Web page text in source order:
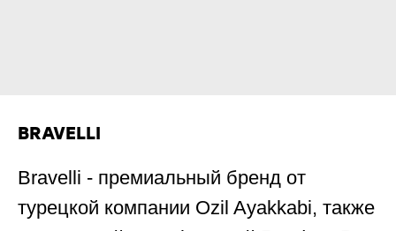
BRAVELLI
Bravelli - премиальный бренд от
турецкой компании Ozil Ayakkabi, также